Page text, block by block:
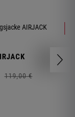
119,00 €